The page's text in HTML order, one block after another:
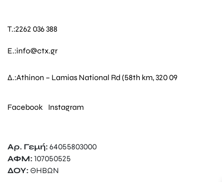
T.:2262 036 388
E.:info@ctx.gr
Δ.:Athinon – Lamias National Rd (58th km, 320 09
Facebook Instagram
Αρ. Γεμή: 64055803000
ΑΦΜ: 107050525
ΔΟΥ: ΘΗΒΩΝ